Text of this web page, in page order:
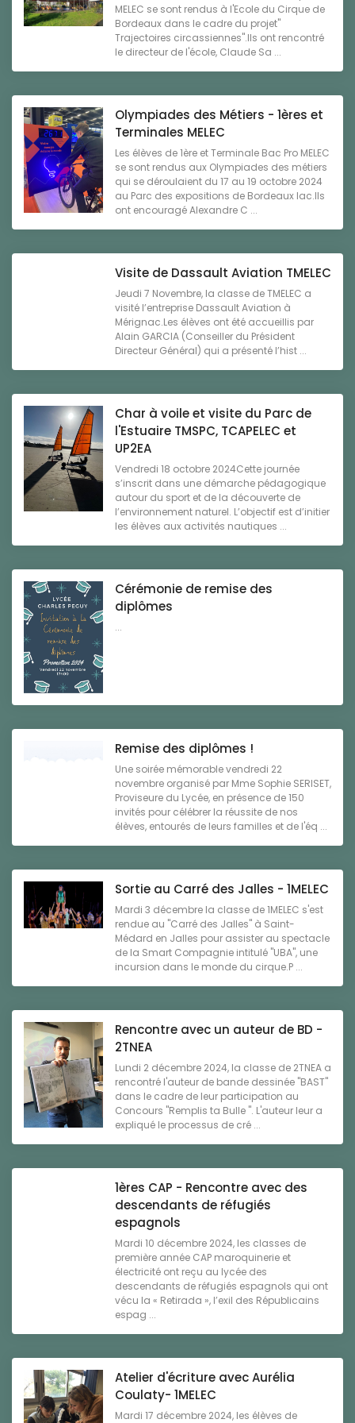
MELEC se sont rendus à l'Ecole du Cirque de
Bordeaux dans le cadre du projet"
Trajectoires circassiennes".Ils ont rencontré
le directeur de l'école, Claude Sa ...
Olympiades des Métiers - 1ères et
Terminales MELEC
Les élèves de 1ère et Terminale Bac Pro MELEC
se sont rendus aux Olympiades des métiers
qui se déroulaient du 17 au 19 octobre 2024
au Parc des expositions de Bordeaux lac.Ils
ont encouragé Alexandre C ...
Visite de Dassault Aviation TMELEC
Jeudi 7 Novembre, la classe de TMELEC a
visité l’entreprise Dassault Aviation à
Mérignac.Les élèves ont été accueillis par
Alain GARCIA (Conseiller du Président
Directeur Général) qui a présenté l’hist ...
Char à voile et visite du Parc de
l'Estuaire TMSPC, TCAPELEC et
UP2EA
Vendredi 18 octobre 2024Cette journée
s’inscrit dans une démarche pédagogique
autour du sport et de la découverte de
l’environnement naturel. L’objectif est d’initier
les élèves aux activités nautiques ...
Cérémonie de remise des
diplômes
...
Remise des diplômes !
Une soirée mémorable vendredi 22
novembre organisé par Mme Sophie SERISET,
Proviseure du Lycée, en présence de 150
invités pour célébrer la réussite de nos
élèves, entourés de leurs familles et de l'éq ...
Sortie au Carré des Jalles - 1MELEC
Mardi 3 décembre la classe de 1MELEC s'est
rendue au "Carré des Jalles" à Saint-
Médard en Jalles pour assister au spectacle
de la Smart Compagnie intitulé "UBA", une
incursion dans le monde du cirque.P ...
Rencontre avec un auteur de BD -
2TNEA
Lundi 2 décembre 2024, la classe de 2TNEA a
rencontré l'auteur de bande dessinée "BAST"
dans le cadre de leur participation au
Concours "Remplis ta Bulle ". L'auteur leur a
expliqué le processus de cré ...
1ères CAP - Rencontre avec des
descendants de réfugiés
espagnols
Mardi 10 décembre 2024, les classes de
première année CAP maroquinerie et
électricité ont reçu au lycée des
descendants de réfugiés espagnols qui ont
vécu la « Retirada », l’exil des Républicains
espag ...
Atelier d'écriture avec Aurélia
Coulaty- 1MELEC
Mardi 17 décembre 2024, les élèves de